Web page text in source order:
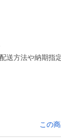
送方法や納期指定
この